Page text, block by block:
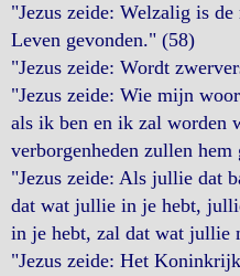
"Jezus zeide: Welzalig is
Leven gevonden." (58)
"Jezus zeide: Wordt
"Jezus zeide: Wie mijn
als ik ben en ik zal worden
verborgenheden zullen
"Jezus zeide: Als jullie dat
dat wat jullie in je hebt,
in je hebt, zal dat wat jullie
"Jezus zeide: Het